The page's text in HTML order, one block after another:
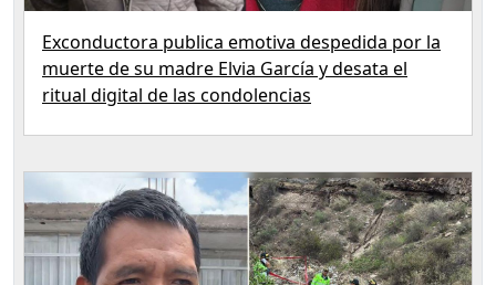
Exconductora publica emotiva despedida por la
muerte de su madre Elvia García y desata el
ritual digital de las condolencias